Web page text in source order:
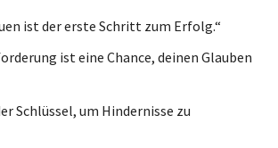
ist der erste Schritt zum Erfolg.“
ist eine Chance, deinen Glauben
Schlüssel, um Hindernisse zu